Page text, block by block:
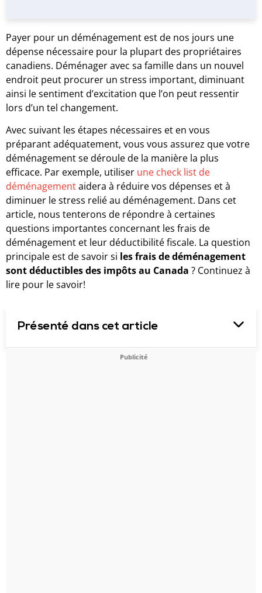
Payer pour un déménagement est de nos jours une
dépense nécessaire pour la plupart des propriétaires
canadiens. Déménager avec sa famille dans un nouvel
endroit peut procurer un stress important, diminuant
ainsi le sentiment d’excitation que l’on peut ressentir
lors d’un tel changement.
Avec suivant les étapes nécessaires et en vous
préparant adéquatement, vous vous assurez que votre
déménagement se déroule de la manière la plus
efficace. Par exemple, utiliser une check list de
déménagementaidera à réduire vos dépenses et à
diminuer le stress relié au déménagement. Dans cet
article, nous tenterons de répondre à certaines
questions importantes concernant les frais de
déménagement et leur déductibilité fiscale. La question
principale est de savoir si les frais de déménagement
sont déductibles des impôts au Canada ? Continuez à
lire pour le savoir!
Présenté dans cet article
Publicité